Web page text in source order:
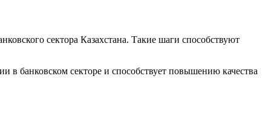
сектора Казахстана. Такие шаги способствуют
в банковском секторе и способствует повышению качества